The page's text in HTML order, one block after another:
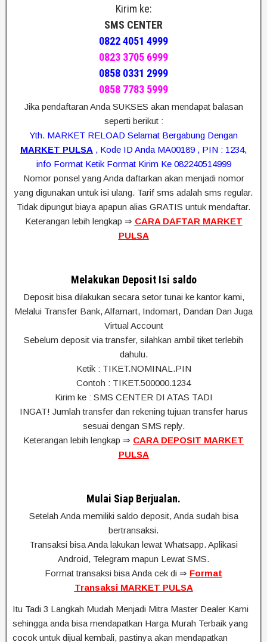
Kirim ke:
SMS CENTER
0822 4051 4999
0823 3705 6999
0858 0331 2999
0858 7783 5999
Jika pendaftaran Anda SUKSES akan mendapat balasan
seperti berikut :
Yth. MARKET RELOAD Selamat Bergabung Dengan
MARKET PULSA , Kode ID Anda MA00189 , PIN : 1234,
info Format Ketik Format Kirim Ke 082240514999
Nomor ponsel yang Anda daftarkan akan menjadi nomor
yang digunakan untuk isi ulang. Tarif sms adalah sms regular.
Tidak dipungut biaya apapun alias GRATIS untuk mendaftar.
Keterangan lebih lengkap ⇒ CARA DAFTAR MARKET
PULSA
Melakukan Deposit Isi saldo
Deposit bisa dilakukan secara setor tunai ke kantor kami,
Melalui Transfer Bank, Alfamart, Indomart, Dandan Dan Juga
Virtual Account
Sebelum deposit via transfer, silahkan ambil tiket terlebih
dahulu.
Ketik : TIKET.NOMINAL.PIN
Contoh : TIKET.500000.1234
Kirim ke : SMS CENTER DI ATAS TADI
INGAT! Jumlah transfer dan rekening tujuan transfer harus
sesuai dengan SMS reply.
Keterangan lebih lengkap ⇒ CARA DEPOSIT MARKET
PULSA
Mulai Siap Berjualan.
Setelah Anda memiliki saldo deposit, Anda sudah bisa
bertransaksi.
Transaksi bisa Anda lakukan lewat Whatsapp. Aplikasi
Android, Telegram mapun Lewat SMS.
Format transaksi bisa Anda cek di ⇒ Format
Transaksi MARKET PULSA
Itu Tadi 3 Langkah Mudah Menjadi Mitra Master Dealer Kami
sehingga anda bisa mendapatkan Harga Murah Terbaik yang
cocok untuk dijual kembali, pastinya akan mendapatkan